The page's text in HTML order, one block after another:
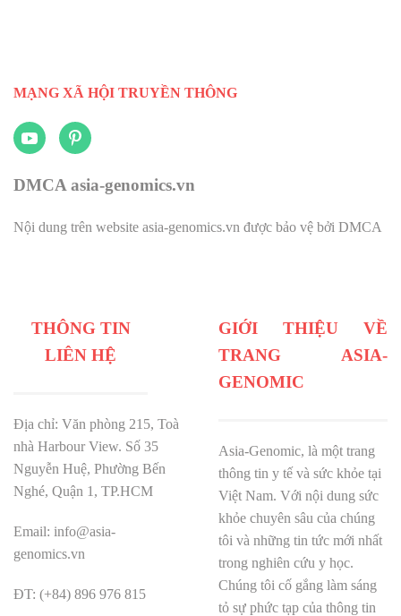
MẠNG XÃ HỘI TRUYỀN THÔNG
DMCA asia-genomics.vn
Nội dung trên website asia-genomics.vn được bảo vệ bởi DMCA
THÔNG TIN
LIÊN HỆ
Địa chỉ: Văn phòng 215, Toà
nhà Harbour View. Số 35
Nguyễn Huệ, Phường Bến
Nghé, Quận 1, TP.HCM
Email: info@asia-
genomics.vn
ĐT: (+84) 896 976 815
GIỚI THIỆU VỀ
TRANG ASIA-
GENOMIC
Asia-Genomic, là một trang
thông tin y tế và sức khỏe tại
Việt Nam. Với nội dung sức
khỏe chuyên sâu của chúng
tôi và những tin tức mới nhất
trong nghiên cứu y học.
Chúng tôi cố gắng làm sáng
tỏ sự phức tạp của thông tin